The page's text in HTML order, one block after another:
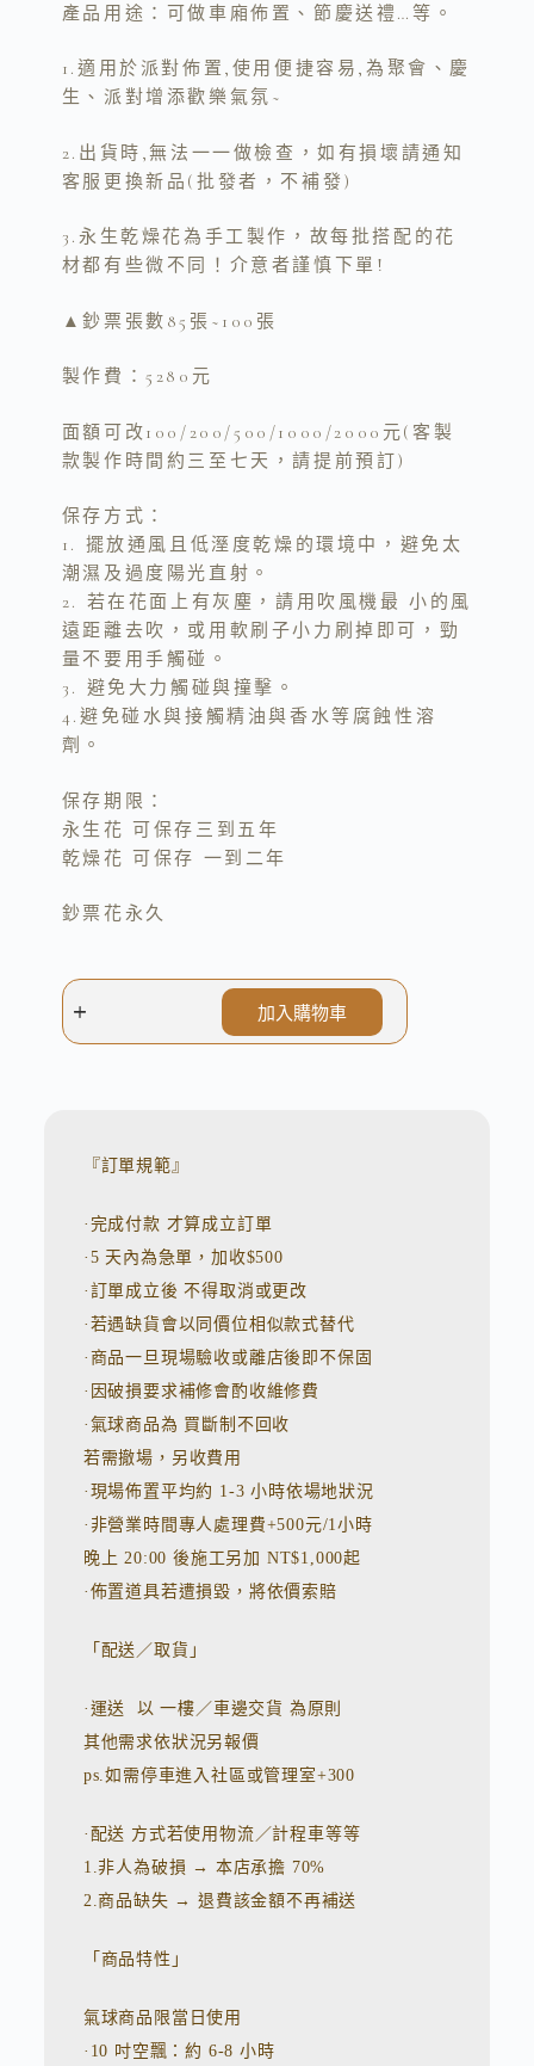
產品用途：可做車廂佈置、節慶送禮…等。
1.適用於派對佈置,使用便捷容易,為聚會、慶
生、派對增添歡樂氣氛~
2.出貨時,無法一一做檢查，如有損壞請通知
客服更換新品(批發者，不補發)
3.永生乾燥花為手工製作，故每批搭配的花
材都有些微不同！介意者謹慎下單!
▲鈔票張數85張~100張
製作費：5280元
面額可改100/200/500/1000/2000元(客製
款製作時間約三至七天，請提前預訂)
保存方式：
1. 擺放通風且低溼度乾燥的環境中，避免太
潮濕及過度陽光直射。
2. 若在花面上有灰塵，請用吹風機最 小的風
遠距離去吹，或用軟刷子小力刷掉即可，勁
量不要用手觸碰。
3. 避免大力觸碰與撞擊。
4.避免碰水與接觸精油與香水等腐蝕性溶
劑。
保存期限：
永生花 可保存三到五年
乾燥花 可保存 一到二年
鈔票花永久
加入購物車
『訂單規範』
·完成付款 才算成立訂單
·5 天內為急單，加收$500
·訂單成立後 不得取消或更改
·若遇缺貨會以同價位相似款式替代
·商品一旦現場驗收或離店後即不保固
·因破損要求補修會酌收維修費
·氣球商品為 買斷制不回收
若需撤場，另收費用
·現場佈置平均約 1-3 小時依場地狀況
·非營業時間專人處理費+500元/1小時
晚上 20:00 後施工另加 NT$1,000起
·佈置道具若遭損毀，將依價索賠
「配送／取貨」
·運送 以 一樓／車邊交貨 為原則
其他需求依狀況另報價
ps.如需停車進入社區或管理室+300
·配送 方式若使用物流／計程車等等
1.非人為破損 → 本店承擔 70%
2.商品缺失 → 退費該金額不再補送
「商品特性」
氣球商品限當日使用
·10 吋空飄：約 6-8 小時